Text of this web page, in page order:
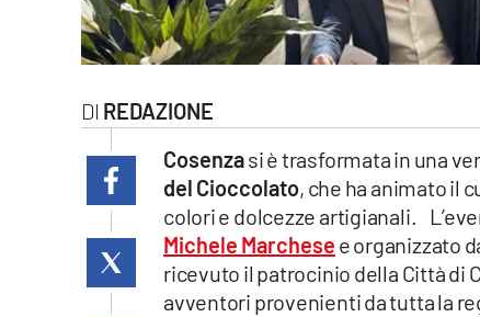
cosenzachannel.it
REDAZIONE
Cosenzasi è trasformata in una
del Cioccolato, che ha animato il
colori e dolcezze artigianali.
Michele Marchese e organizzato
ricevuto il patrocinio della Città di
avventori provenienti da tutta la